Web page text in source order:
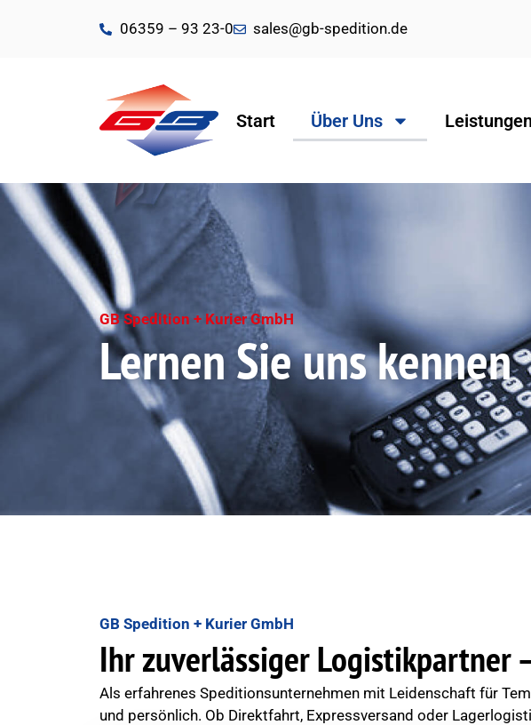
06359 – 93 23-0 sales@gb-spedition.de
Start Über Uns Leistungen
GB Spedition + Kurier GmbH
Lernen Sie uns kennen
GB Spedition + Kurier GmbH
Ihr zuverlässiger Logistikpartner
Als erfahrenes Speditionsunternehmen mit Leidenschaft für
und persönlich. Ob Direktfahrt, Expressversand oder